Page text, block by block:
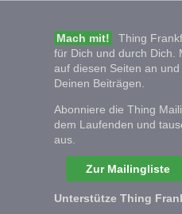
Mach mit!
Thing
für Dich und durch Dich.
auf diesen Seiten an
Deinen Beiträgen.
Abonniere die Thing
dem Laufenden und
aus.
Zur Mailingliste
Unterstütze Thing